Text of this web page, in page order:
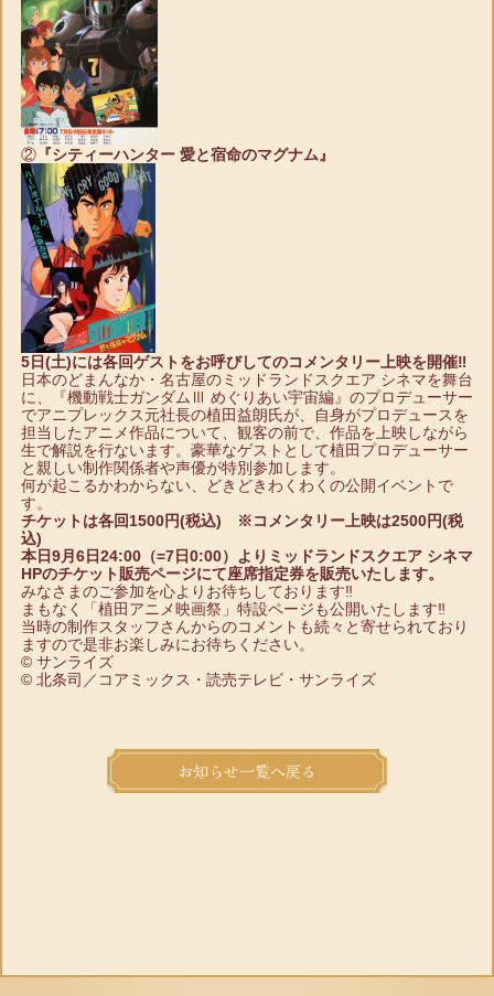
②『シティーハンター 愛と宿命のマグナム』
5日(土)には各回ゲストをお呼びしてのコメンタリー上映を開催‼
日本のどまんなか・名古屋のミッドランドスクエア シネマを舞台
に、『機動戦士ガンダムⅢ めぐりあい宇宙編』のプロデューサー
でアニプレックス元社長の植田益朗氏が、自身がプロデュースを
担当したアニメ作品について、観客の前で、作品を上映しながら
生で解説を行ないます。豪華なゲストとして植田プロデューサー
と親しい制作関係者や声優が特別参加します。
何が起こるかわからない、どきどきわくわくの公開イベントで
す。
チケットは各回1500円(税込) ※コメンタリー上映は2500円(税
込)
本日9月6日24:00（=7日0:00）よりミッドランドスクエア シネマ
HPのチケット販売ページにて座席指定券を販売いたします。
みなさまのご参加を心よりお待ちしております‼
まもなく「植田アニメ映画祭」特設ページも公開いたします‼
当時の制作スタッフさんからのコメントも続々と寄せられており
ますので是非お楽しみにお待ちください。
© サンライズ
© 北条司／コアミックス・読売テレビ・サンライズ
お知らせ一覧へ戻る